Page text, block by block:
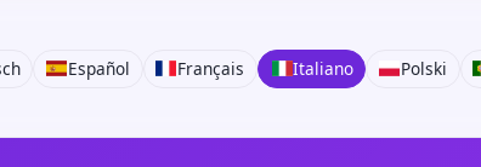
Español Français Italiano Polski